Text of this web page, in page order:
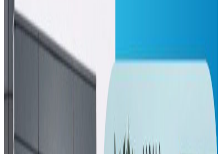
मध्यपूर्व तनाव: रोकियो दुबई अन्तर्राष्ट्रिय
विमानस्थलको उडान
Nepal Tube